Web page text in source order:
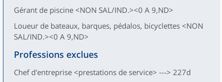
Gérant de piscine <NON SAL/IND.><0 A 9,ND>
Loueur de bateaux, barques, pédalos, bicyclettes <NON
SAL/IND.><0 A 9,ND>
Professions exclues
Chef d'entreprise <prestations de service> ---> 227d